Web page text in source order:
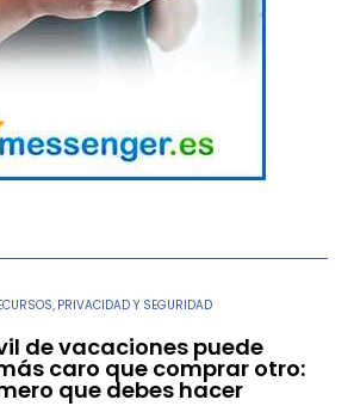
, PRIVACIDAD Y SEGURIDAD
de vacaciones puede
caro que comprar otro:
que debes hacer